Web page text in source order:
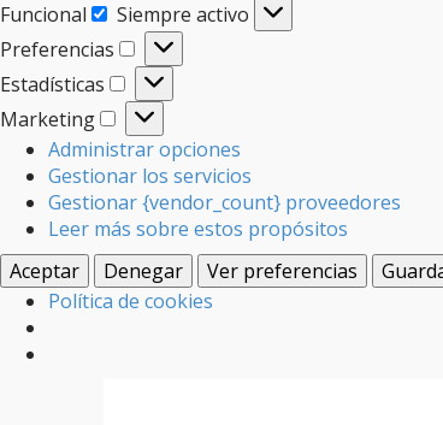
Funcional
Funcional
Siempre activo
Preferencias
Preferencias
Estadísticas
Estadísticas
Marketing
Marketing
Administrar opciones
Gestionar los servicios
Gestionar {vendor_count} proveedores
Leer más sobre estos propósitos
Aceptar
Denegar Ver preferencias
Política de cookies